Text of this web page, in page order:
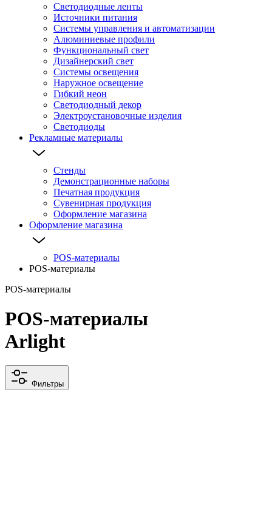
Светодиодные ленты
Источники питания
Системы управления и автоматизации
Алюминиевые профили
Функциональный свет
Дизайнерский свет
Системы освещения
Наружное освещение
Гибкий неон
Светодиодный декор
Электроустановочные изделия
Светодиоды
Рекламные материалы
Стенды
Демонстрационные наборы
Печатная продукция
Сувенирная продукция
Оформление магазина
Оформление магазина
POS-материалы
POS-материалы
POS-материалы
POS-материалы
Arlight
Фильтры